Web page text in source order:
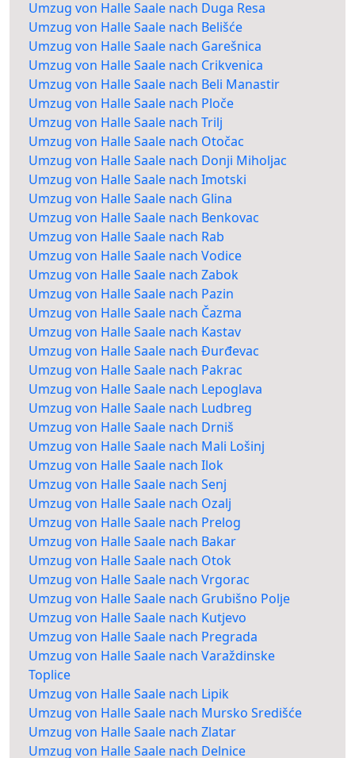
Umzug von Halle Saale nach Duga Resa
Umzug von Halle Saale nach Belišće
Umzug von Halle Saale nach Garešnica
Umzug von Halle Saale nach Crikvenica
Umzug von Halle Saale nach Beli Manastir
Umzug von Halle Saale nach Ploče
Umzug von Halle Saale nach Trilj
Umzug von Halle Saale nach Otočac
Umzug von Halle Saale nach Donji Miholjac
Umzug von Halle Saale nach Imotski
Umzug von Halle Saale nach Glina
Umzug von Halle Saale nach Benkovac
Umzug von Halle Saale nach Rab
Umzug von Halle Saale nach Vodice
Umzug von Halle Saale nach Zabok
Umzug von Halle Saale nach Pazin
Umzug von Halle Saale nach Čazma
Umzug von Halle Saale nach Kastav
Umzug von Halle Saale nach Đurđevac
Umzug von Halle Saale nach Pakrac
Umzug von Halle Saale nach Lepoglava
Umzug von Halle Saale nach Ludbreg
Umzug von Halle Saale nach Drniš
Umzug von Halle Saale nach Mali Lošinj
Umzug von Halle Saale nach Ilok
Umzug von Halle Saale nach Senj
Umzug von Halle Saale nach Ozalj
Umzug von Halle Saale nach Prelog
Umzug von Halle Saale nach Bakar
Umzug von Halle Saale nach Otok
Umzug von Halle Saale nach Vrgorac
Umzug von Halle Saale nach Grubišno Polje
Umzug von Halle Saale nach Kutjevo
Umzug von Halle Saale nach Pregrada
Umzug von Halle Saale nach Varaždinske
Toplice
Umzug von Halle Saale nach Lipik
Umzug von Halle Saale nach Mursko Središće
Umzug von Halle Saale nach Zlatar
Umzug von Halle Saale nach Delnice